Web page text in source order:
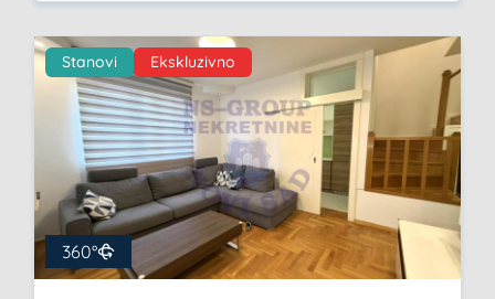
Stanovi Ekskluzivno
360°